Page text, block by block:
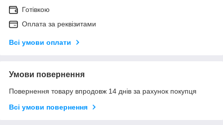
Готівкою
Оплата за реквізитами
Всі умови оплати
Умови повернення
Повернення товару впродовж 14 днів за рахунок покупця
Всі умови повернення